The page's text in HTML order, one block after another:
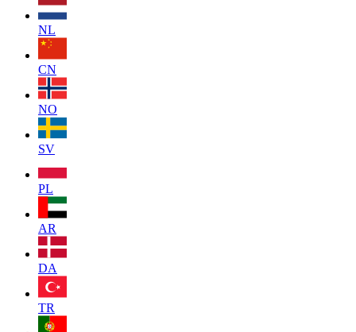
NL
CN
NO
SV
PL
AR
DA
TR